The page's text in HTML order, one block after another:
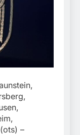
an
in Aubing
ermittelt
–